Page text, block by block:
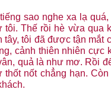
sao nghe xa lạ
Thế rồi hè vừa qua
tôi đã được tận mắt
cảnh thiên nhiên cực
quả là như mơ. Rồi
nốt chẳng hạn.